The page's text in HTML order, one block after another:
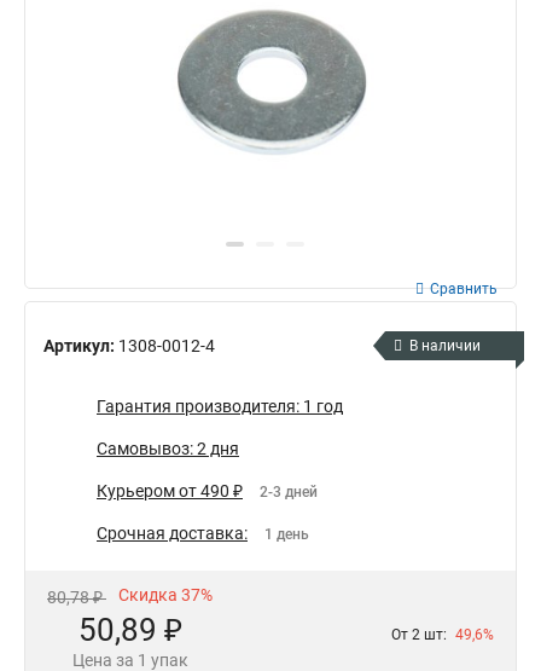
Артикул: 1308-0012-4
Сравнить
В наличии
Гарантия производителя: 1 год
Самовывоз: 2 дня
Курьером от 490 ₽ 2-3 дней
Срочная доставка: 1 день
80,78 ₽ Скидка 37%
50,89 ₽
Цена за 1 упак
От 2 шт: 49,6%